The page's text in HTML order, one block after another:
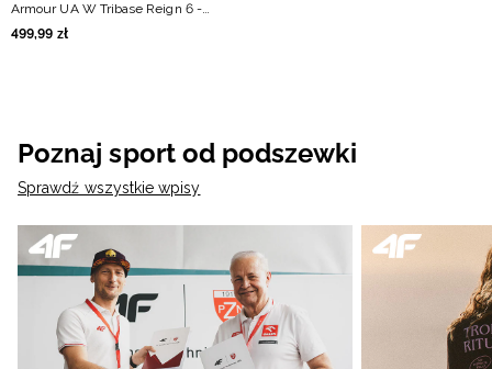
Armour UA W Tribase Reign 6 -
czarne
499,99 zł
Poznaj sport od podszewki
Sprawdź wszystkie wpisy